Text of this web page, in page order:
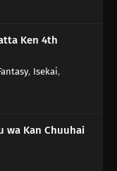
Ken 4th
, Isekai,
wa Kan Chuuhai